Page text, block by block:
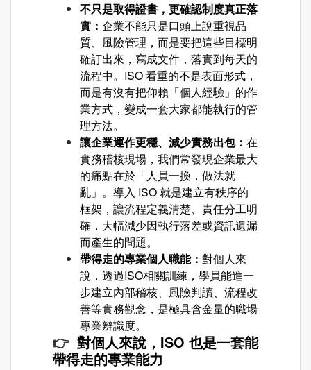
不只是取得證書，更確認制度真正落
實： 企業不能只是口頭上說重視品
質、風險管理，而是要把這些目標明
確訂出來，寫成文件，落實到每天的
流程中。ISO 看重的不是表面形式，
而是有沒有把仰賴「個人經驗」的作
業方式，變成一套大家都能執行的管
理方法。
讓企業運作更穩、減少實務出包： 在
實務稽核現場，我們常發現企業最大
的痛點在於「人員一換，做法就
亂」。導入 ISO 就是建立有秩序的
框架，讓流程定義清楚、責任分工明
確，大幅減少因執行落差或資訊遺漏
而產生的問題。
帶得走的專業個人職能： 對個人來
說，透過ISO相關訓練，學員能進一
步建立內部稽核、風險判讀、流程改
善等實務觀念，是極具含金量的職場
專業辨識度。
👉 對個人來說，ISO 也是一套能
帶得走的專業能力